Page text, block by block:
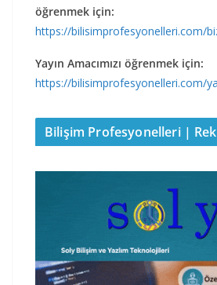
öğrenmek için:
https://bilisimprofesyonelleri.com/
Yayın Amacımızı öğrenmek için:
https://bilisimprofesyonelleri.com/
Bilişim Profesyonelleri |